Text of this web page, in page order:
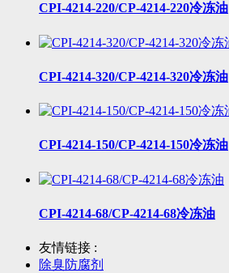
CPI-4214-220/CP-4214-220冷冻油
CPI-4214-320/CP-4214-320冷冻油
CPI-4214-150/CP-4214-150冷冻油
CPI-4214-68/CP-4214-68冷冻油
友情链接 :
除臭防腐剂